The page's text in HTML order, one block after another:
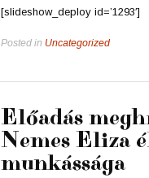
[slideshow_deploy id=’1293′]
Posted in Uncategorized
Előadás
Nemes Eliza
munkássága